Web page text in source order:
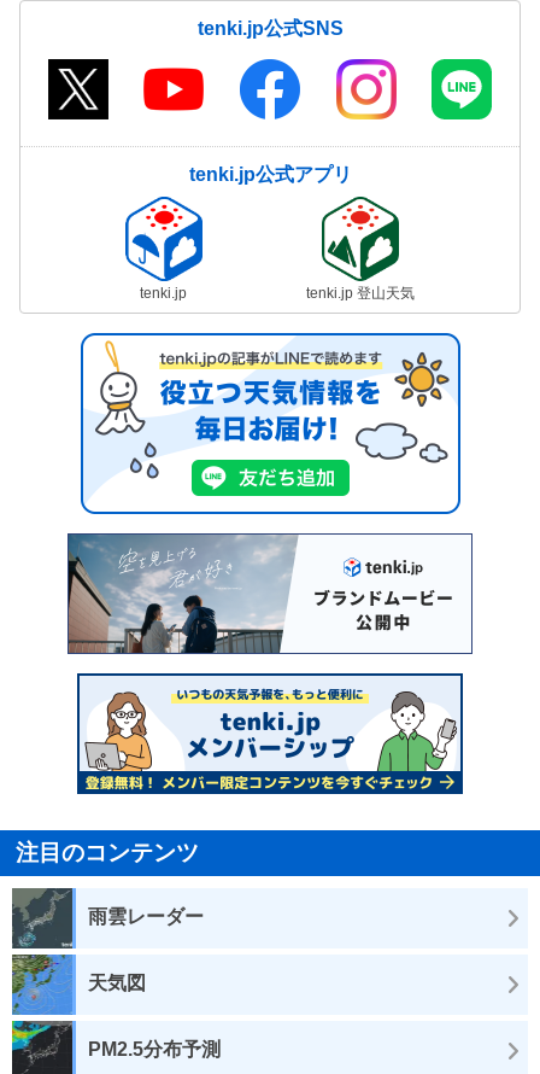
tenki.jp公式SNS
tenki.jp公式アプリ
tenki.jp tenki.jp 登山天気
注目のコンテンツ
雨雲レーダー
天気図
PM2.5分布予測